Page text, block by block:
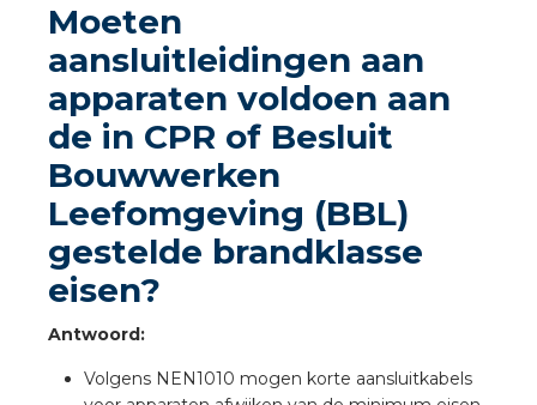
Moeten
aansluitleidingen aan
apparaten voldoen aan
de in CPR of Besluit
Bouwwerken
Leefomgeving (BBL)
gestelde brandklasse
eisen?
Antwoord:
Volgens NEN1010 mogen korte aansluitkabels